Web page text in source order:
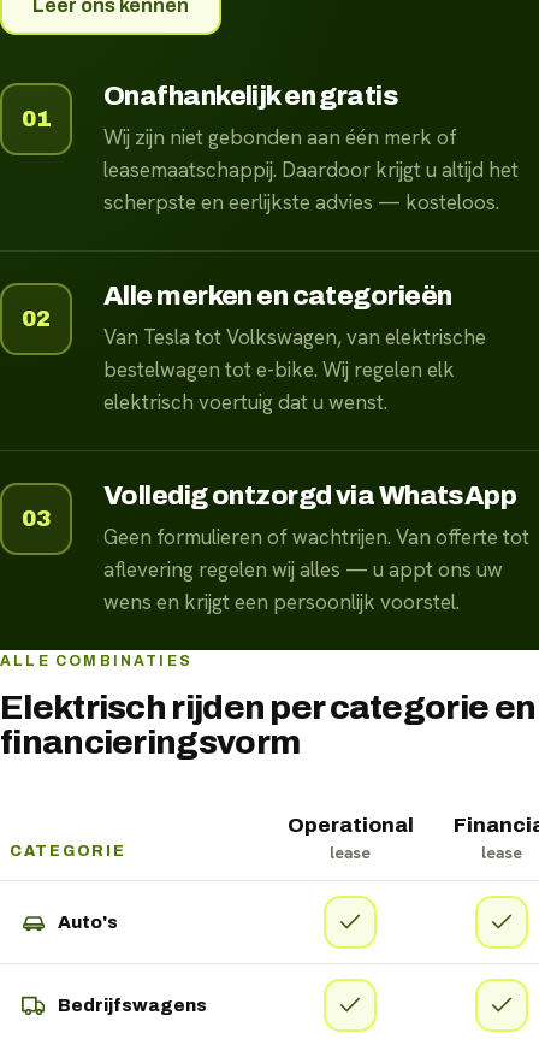
Leer ons kennen
01
Onafhankelijk en gratis
Wij zijn niet gebonden aan één merk of
leasemaatschappij. Daardoor krijgt u altijd het
scherpste en eerlijkste advies — kosteloos.
02
Alle merken en categorieën
Van Tesla tot Volkswagen, van elektrische
bestelwagen tot e-bike. Wij regelen elk
elektrisch voertuig dat u wenst.
03
Volledig ontzorgd via WhatsApp
Geen formulieren of wachtrijen. Van offerte tot
aflevering regelen wij alles — u appt ons uw
wens en krijgt een persoonlijk voorstel.
ALLE COMBINATIES
Elektrisch rijden per categorie en
financieringsvorm
CATEGORIE
Operational
lease lease
Auto's
Bedrijfswagens